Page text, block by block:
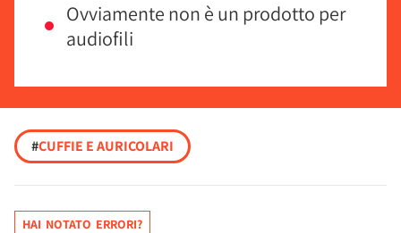
Ovviamente non è un prodotto per
audiofili
#CUFFIE E AURICOLARI
HAI NOTATO ERRORI?